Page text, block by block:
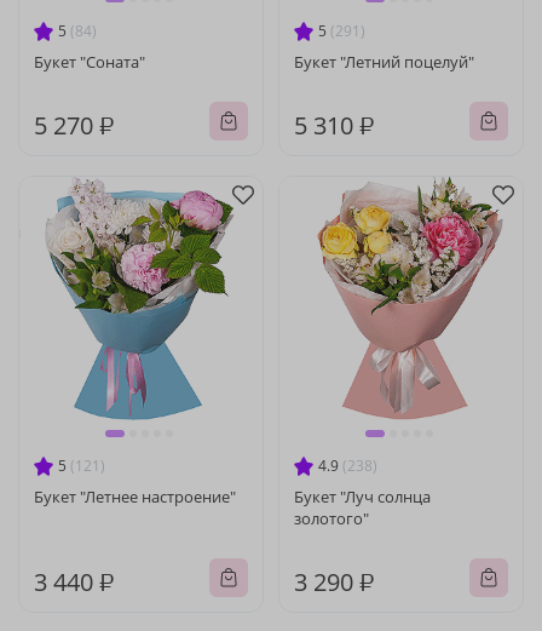
5 (84)
Букет "Соната"
5 270 ₽
5 (291)
Букет "Летний поцелуй"
5 310 ₽
5 (121)
Букет "Летнее настроение"
3 440 ₽
4.9 (238)
Букет "Луч солнца
золотого"
3 290 ₽